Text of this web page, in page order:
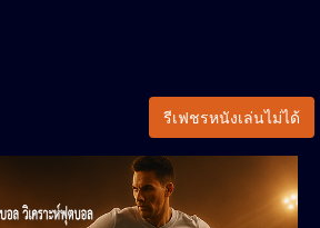
รีเฟชรหนังเล่นไม่ได้